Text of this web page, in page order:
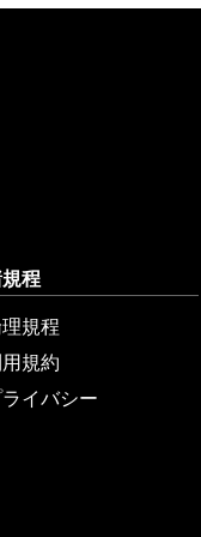
程
規程
規約
イバシー